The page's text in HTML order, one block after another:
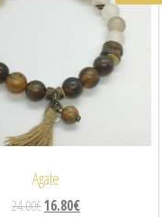
Agate
24.00€16.80€